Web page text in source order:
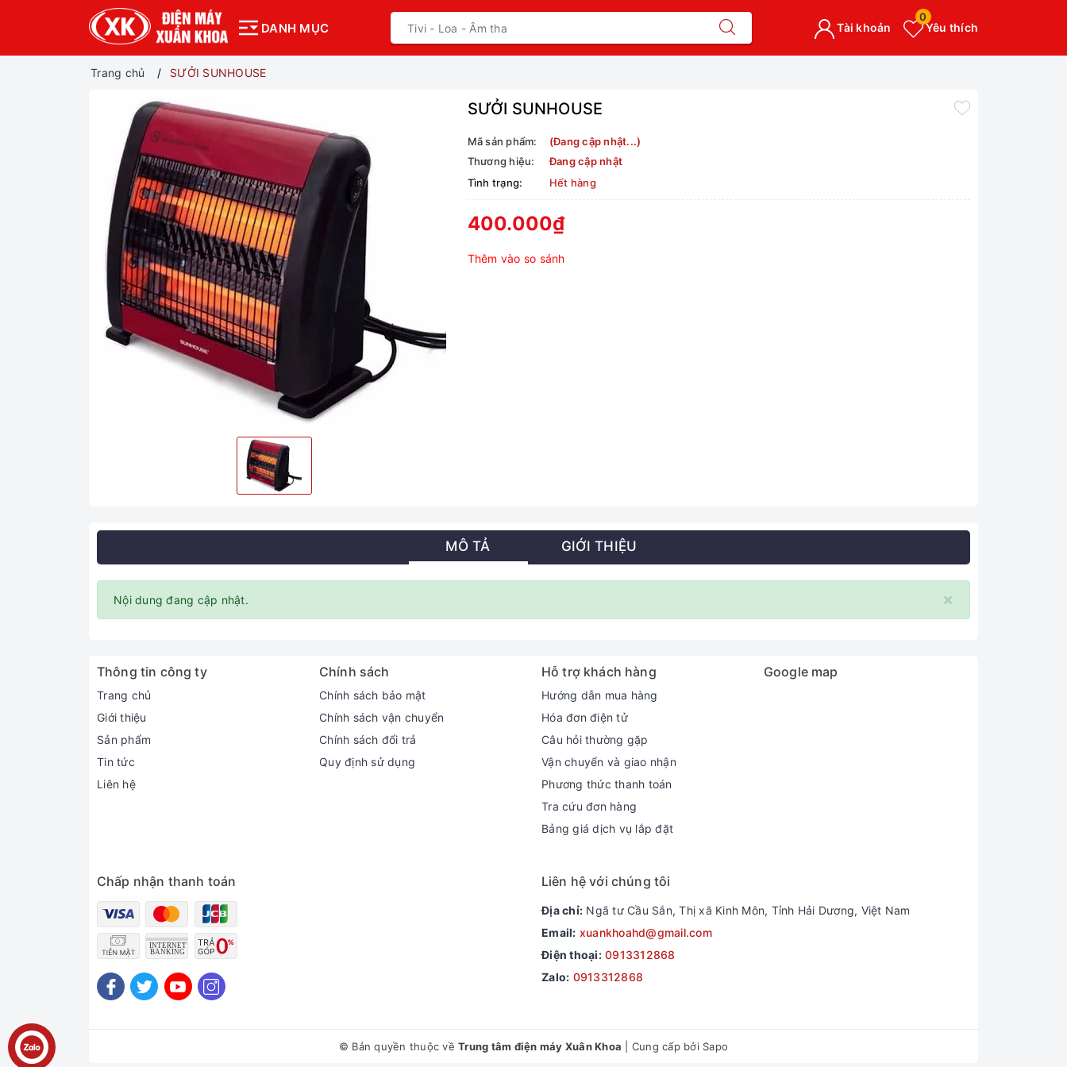
DANH MỤC Yêu thích
0
Tài khoản
Trang chủ SƯỞI SUNHOUSE
SƯỞI SUNHOUSE
Mã sản phẩm:
(Đang cập nhật...)
Thương hiệu:
Đang cập nhật
Tình trạng:
Hết hàng
400.000₫
Thêm vào so sánh
MÔ TẢ GIỚI THIỆU
×
Nội dung đang cập nhật.
Thông tin công ty
Trang chủ
Giới thiệu
Sản phẩm
Tin tức
Liên hệ
Chính sách
Chính sách bảo mật
Chính sách vận chuyển
Chính sách đổi trả
Quy định sử dụng
Hỗ trợ khách hàng
Hướng dẫn mua hàng
Hóa đơn điện tử
Câu hỏi thường gặp
Vận chuyển và giao nhận
Phương thức thanh toán
Tra cứu đơn hàng
Bảng giá dịch vụ lắp đặt
Google map
Chấp nhận thanh toán Liên hệ với chúng tôi
Địa chỉ: Ngã tư Cầu Sắn, Thị xã Kinh Môn, Tỉnh Hải Dương, Việt Nam
Email: xuankhoahd@gmail.com
Điện thoại: 0913312868
Zalo: 0913312868
© Bản quyền thuộc vềTrung tâm điện máy Xuân Khoa Cung cấp bởi Sapo